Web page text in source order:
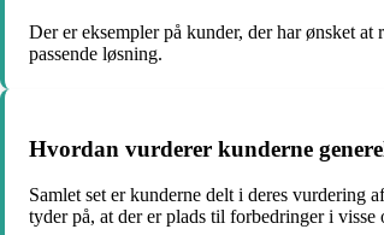
Der er eksempler på kunder, der har ønsket
passende løsning.
Hvordan vurderer kunderne
Samlet set er kunderne delt i deres
tyder på, at der er plads til forbedringer i